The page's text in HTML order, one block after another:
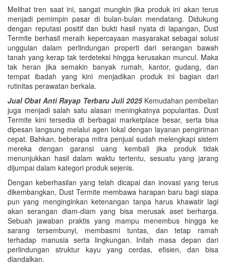
Melihat tren saat ini, sangat mungkin jika produk ini akan terus
menjadi pemimpin pasar di bulan-bulan mendatang. Didukung
dengan reputasi positif dan bukti hasil nyata di lapangan, Dust
Termite berhasil meraih kepercayaan masyarakat sebagai solusi
unggulan dalam perlindungan properti dari serangan bawah
tanah yang kerap tak terdeteksi hingga kerusakan muncul. Maka
tak heran jika semakin banyak rumah, kantor, gudang, dan
tempat ibadah yang kini menjadikan produk ini bagian dari
rutinitas perawatan berkala.
Jual Obat Anti Rayap Terbaru Juli 2025Kemudahan pembelian
juga menjadi salah satu alasan meningkatnya popularitas. Dust
Termite kini tersedia di berbagai marketplace besar, serta bisa
dipesan langsung melalui agen lokal dengan layanan pengiriman
cepat. Bahkan, beberapa mitra penjual sudah melengkapi sistem
mereka dengan garansi uang kembali jika produk tidak
menunjukkan hasil dalam waktu tertentu, sesuatu yang jarang
dijumpai dalam kategori produk sejenis.
Dengan keberhasilan yang telah dicapai dan inovasi yang terus
dikembangkan, Dust Termite membawa harapan baru bagi siapa
pun yang menginginkan ketenangan tanpa harus khawatir lagi
akan serangan diam-diam yang bisa merusak aset berharga.
Sebuah jawaban praktis yang mampu menembus hingga ke
sarang tersembunyi, membasmi tuntas, dan tetap ramah
terhadap manusia serta lingkungan. Inilah masa depan dari
perlindungan struktur kayu yang cerdas, efisien, dan bisa
diandalkan.